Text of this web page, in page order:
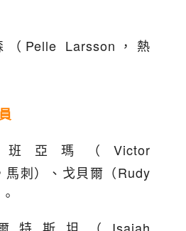
Pelle Larsson，熱
亞瑪（Victor
馬刺）、戈貝爾（Rudy
特斯坦（Isaiah